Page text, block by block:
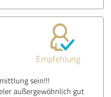
Empfehlung
sein!!!
außergewöhnlich gut